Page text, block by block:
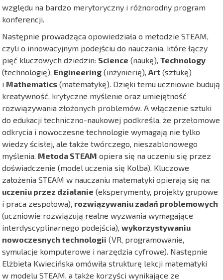
względu na bardzo merytoryczny i różnorodny program
konferencji.
Następnie prowadząca opowiedziała o metodzie STEAM,
czyli o innowacyjnym podejściu do nauczania, które łączy
pięć kluczowych dziedzin: Science (naukę),Technology
(technologię), Engineering (inżynierię),Art (sztukę)
i Mathematics (matematykę). Dzięki temu uczniowie budują
kreatywność, krytyczne myślenie oraz umiejętność
rozwiązywania złożonych problemów. A włączenie sztuki
do edukacji techniczno-naukowej podkreśla, że przełomowe
odkrycia i nowoczesne technologie wymagają nie tylko
wiedzy ścisłej, ale także twórczego, nieszablonowego
myślenia. Metoda STEAM opiera się na uczeniu się przez
doświadczenie (model uczenia się Kolba). Kluczowe
założenia STEAM w nauczaniu matematyki opierają się na:
uczeniu przez działanie (eksperymenty, projekty grupowe
i praca zespołowa), rozwiązywaniu zadań problemowych
(uczniowie rozwiązują realne wyzwania wymagające
interdyscyplinarnego podejścia),wykorzystywaniu
nowoczesnych technologii (VR, programowanie,
symulacje komputerowe i narzędzia cyfrowe). Następnie
Elżbieta Kwiecińska omówiła strukturę lekcji matematyki
w modelu STEAM, a także korzyści wynikające ze